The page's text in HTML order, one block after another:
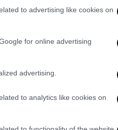
to advertising like cookies on
for online advertising
advertising.
to analytics like cookies on
ένα ιστορικό
δήλωσε η ίδια
η Επιτροπή
του 2010.
αναταραχή, με
Ινδίας. Τα σχόλια
που
εκείνο το έτος.